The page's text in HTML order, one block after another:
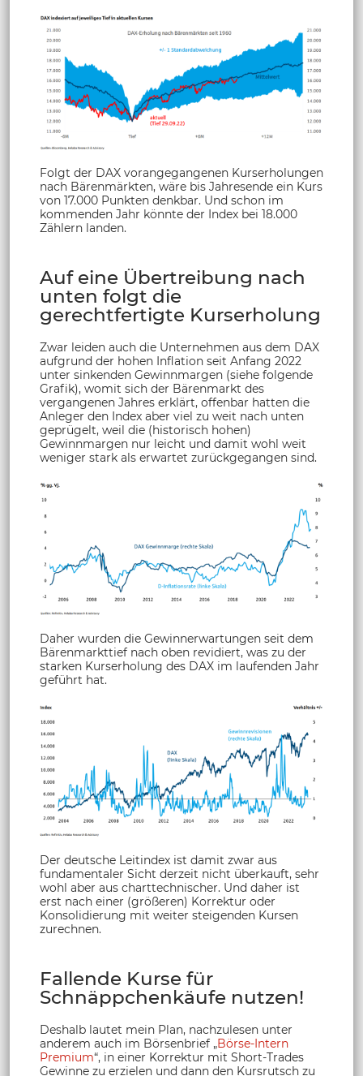
Folgt der DAX vorangegangenen Kurserholungen
nach Bärenmärkten, wäre bis Jahresende ein Kurs
von 17.000 Punkten denkbar. Und schon im
kommenden Jahr könnte der Index bei 18.000
Zählern landen.
Auf eine Übertreibung nach
unten folgt die
gerechtfertigte Kurserholung
Zwar leiden auch die Unternehmen aus dem DAX
aufgrund der hohen Inflation seit Anfang 2022
unter sinkenden Gewinnmargen (siehe folgende
Grafik), womit sich der Bärenmarkt des
vergangenen Jahres erklärt, offenbar hatten die
Anleger den Index aber viel zu weit nach unten
geprügelt, weil die (historisch hohen)
Gewinnmargen nur leicht und damit wohl weit
weniger stark als erwartet zurückgegangen sind.
Daher wurden die Gewinnerwartungen seit dem
Bärenmarkttief nach oben revidiert, was zu der
starken Kurserholung des DAX im laufenden Jahr
geführt hat.
Der deutsche Leitindex ist damit zwar aus
fundamentaler Sicht derzeit nicht überkauft, sehr
wohl aber aus charttechnischer. Und daher ist
erst nach einer (größeren) Korrektur oder
Konsolidierung mit weiter steigenden Kursen
zurechnen.
Fallende Kurse für
Schnäppchenkäufe nutzen!
Deshalb lautet mein Plan, nachzulesen unter
anderem auch im Börsenbrief „Börse-Intern
Premium“, in einer Korrektur mit Short-Trades
Gewinne zu erzielen und dann den Kursrutsch zu